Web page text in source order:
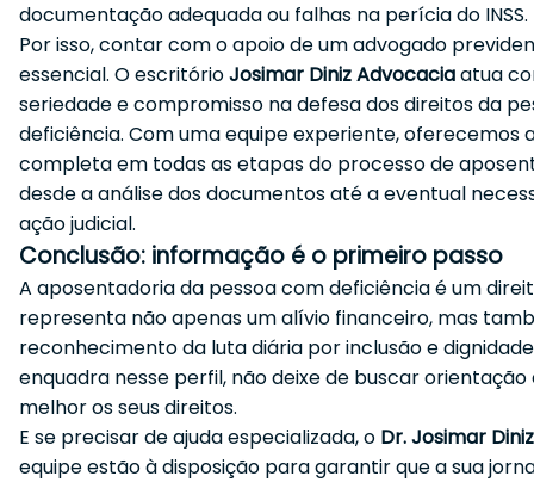
documentação adequada ou falhas na perícia do INSS.
Por isso, contar com o apoio de um advogado
essencial. O escritórioJosimar Diniz Advocaciaatua
seriedade e compromisso na defesa dos direitos da
deficiência. Com uma equipe experiente, oferecemos
completa em todas as etapas do processo de
desde a análise dos documentos até a eventual
ação judicial.
Conclusão: informação é o primeiro passo
A aposentadoria da pessoa com deficiência é um
representa não apenas um alívio financeiro, mas
reconhecimento da luta diária por inclusão e
enquadra nesse perfil, não deixe de buscar
melhor os seus direitos.
E se precisar de ajuda especializada, o Dr. Josimar Diniz
equipe estão à disposição para garantir que a sua